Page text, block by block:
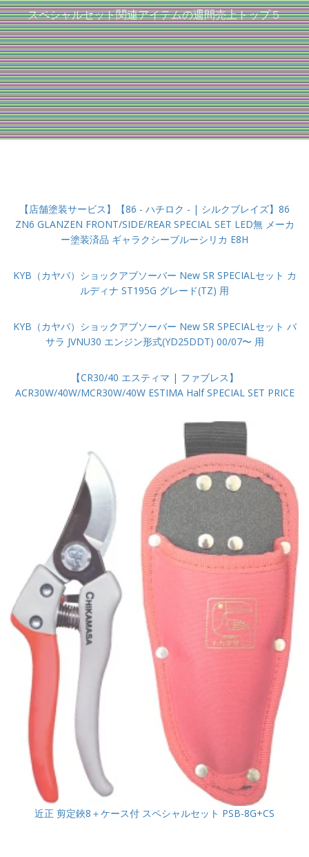
スペシャルセット関連アイテムの週間売上トップ５
【店舗塗装サービス】【86 - ハチロク - | シルクブレイズ】86
ZN6 GLANZEN FRONT/SIDE/REAR SPECIAL SET LED無 メーカ
ー塗装済品 ギャラクシーブルーシリカ E8H
KYB（カヤバ）ショックアブソーバー New SR SPECIALセット カ
ルディナ ST195G グレード(TZ) 用
KYB（カヤバ）ショックアブソーバー New SR SPECIALセット バ
サラ JVNU30 エンジン形式(YD25DDT) 00/07〜 用
【CR30/40 エスティマ | ファブレス】
ACR30W/40W/MCR30W/40W ESTIMA Half SPECIAL SET PRICE
近正 剪定鋏8＋ケース付 スペシャルセット PSB-8G+CS